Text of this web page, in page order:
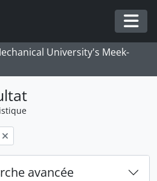
University's Meek-
avancée